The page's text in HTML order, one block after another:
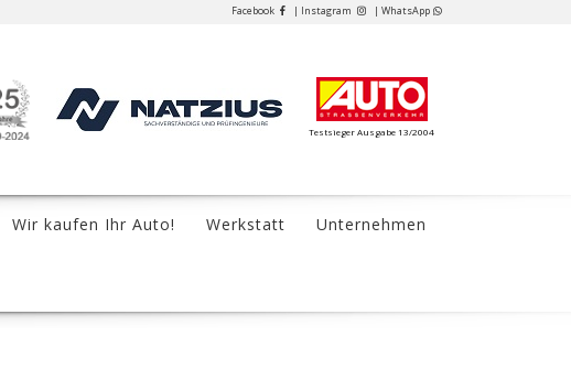
Facebook | Instagram | WhatsApp
Testsieger Ausgabe 13/2004
Wir kaufen Ihr Auto! Werkstatt Unternehmen